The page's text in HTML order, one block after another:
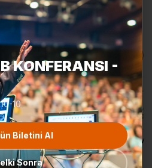
KONFERANSI -
10
Biletini Al
Sonra
Turkmall Fuarları
En popüler
Hazır